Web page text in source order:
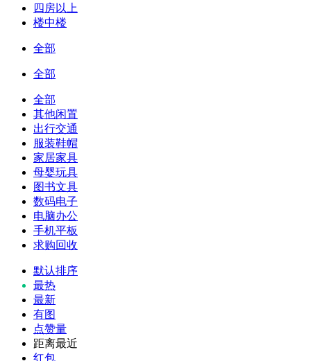
四房以上
楼中楼
全部
全部
全部
其他闲置
出行交通
服装鞋帽
家居家具
母婴玩具
图书文具
数码电子
电脑办公
手机平板
求购回收
默认排序
最热
最新
有图
点赞量
距离最近
红包